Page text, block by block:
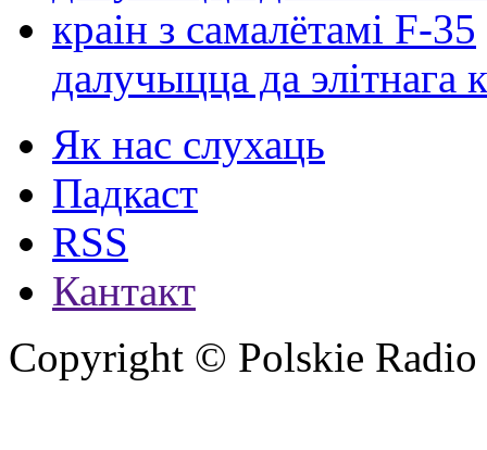
далучыцца да элітнага
Як нас слухаць
Падкаст
RSS
Кантакт
Copyright © Polskie